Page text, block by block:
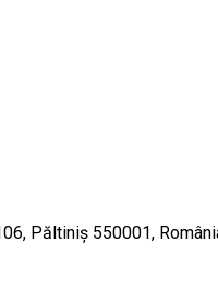
Păltiniș 550001,